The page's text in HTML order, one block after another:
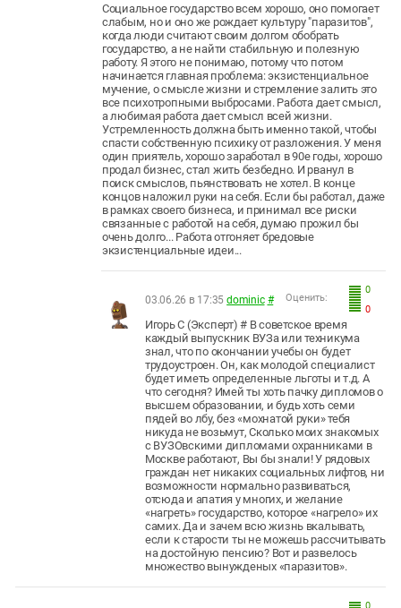
Социальное государство всем хорошо, оно помогает
слабым, но и оно же рождает культуру "паразитов",
когда люди считают своим долгом обобрать
государство, а не найти стабильную и полезную
работу. Я этого не понимаю, потому что потом
начинается главная проблема: экзистенциальное
мучение, о смысле жизни и стремление залить это
все психотропными выбросами. Работа дает смысл,
а любимая работа дает смысл всей жизни.
Устремленность должна быть именно такой, чтобы
спасти собственную психику от разложения. У меня
один приятель, хорошо заработал в 90е годы, хорошо
продал бизнес, стал жить безбедно. И рванул в
поиск смыслов, пьянствовать не хотел. В конце
концов наложил руки на себя. Если бы работал, даже
в рамках своего бизнеса, и принимал все риски
связанные с работой на себя, думаю прожил бы
очень долго... Работа отгоняет бредовые
экзистенциальные идеи...
0
0
Оценить:
03.06.26 в 17:35 dominic #
Игорь С (Эксперт) # В советское время
каждый выпускник ВУЗа или техникума
знал, что по окончании учебы он будет
трудоустроен. Он, как молодой специалист
будет иметь определенные льготы и т.д. А
что сегодня? Имей ты хоть пачку дипломов о
высшем образовании, и будь хоть семи
пядей во лбу, без «мохнатой руки» тебя
никуда не возьмут, Сколько моих знакомых
с ВУЗОвскими дипломами охранниками в
Москве работают, Вы бы знали! У рядовых
граждан нет никаких социальных лифтов, ни
возможности нормально развиваться,
отсюда и апатия у многих, и желание
«нагреть» государство, которое «нагрело» их
самих. Да и зачем всю жизнь вкалывать,
если к старости ты не можешь рассчитывать
на достойную пенсию? Вот и развелось
множество вынужденых «паразитов».
0